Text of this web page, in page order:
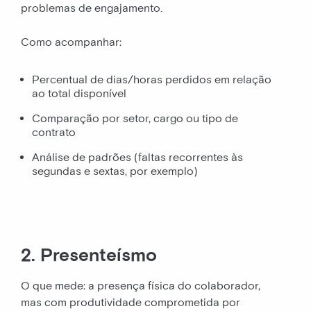
problemas de engajamento.
Como acompanhar:
Percentual de dias/horas perdidos em relação
ao total disponível
Comparação por setor, cargo ou tipo de
contrato
Análise de padrões (faltas recorrentes às
segundas e sextas, por exemplo)
2. Presenteísmo
O que mede: a presença física do colaborador,
mas com produtividade comprometida por